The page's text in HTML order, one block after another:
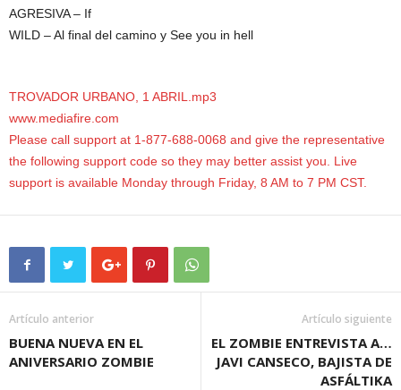
AGRESIVA – If
WILD – Al final del camino y See you in hell
TROVADOR URBANO, 1 ABRIL.mp3
www.mediafire.com
Please call support at 1-877-688-0068 and give the representative
the following support code so they may better assist you. Live
support is available Monday through Friday, 8 AM to 7 PM CST.
Artículo anterior
BUENA NUEVA EN EL
ANIVERSARIO ZOMBIE
Artículo siguiente
EL ZOMBIE ENTREVISTA A…
JAVI CANSECO, BAJISTA DE
ASFÁLTIKA